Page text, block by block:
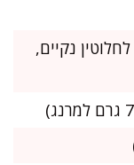
נקיים,